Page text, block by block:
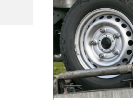
viktig roll. De samlar
kuns...